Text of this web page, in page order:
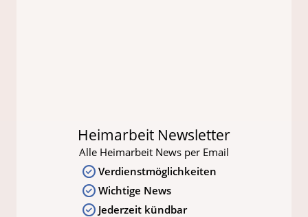
Heimarbeit Newsletter
Alle Heimarbeit News per Email
Verdienstmöglichkeiten
Wichtige News
Jederzeit kündbar